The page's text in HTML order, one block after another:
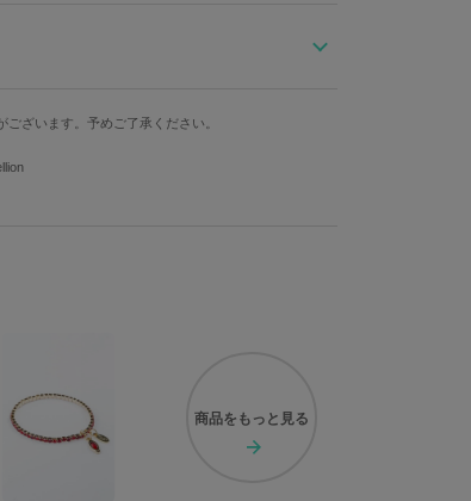
す♪
ートにして取り付けています。
場合がございます。
き 持ち手 ストラップ
ざいます。予めご了承ください。
商品を もっと見る